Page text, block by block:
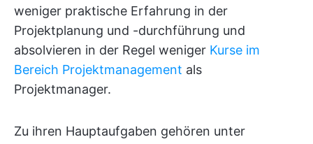
weniger praktische Erfahrung in der
Projektplanung und -durchführung und
absolvieren in der Regel weniger Kurse im
Bereich Projektmanagement als
Projektmanager.
Zu ihren Hauptaufgaben gehören unter